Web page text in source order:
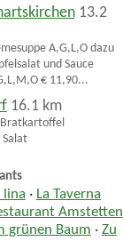
13.2
A,G,L,O dazu
und Sauce
€ 11,90...
16.1 km
lina · La Taverna
Amstetten
grünen Baum · Zu